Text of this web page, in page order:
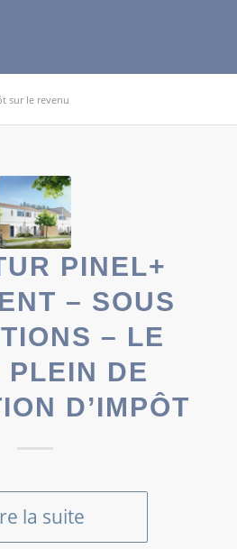
sur le revenu
PINEL+
– SOUS
– LE
PLEIN DE
D’IMPÔT
la suite